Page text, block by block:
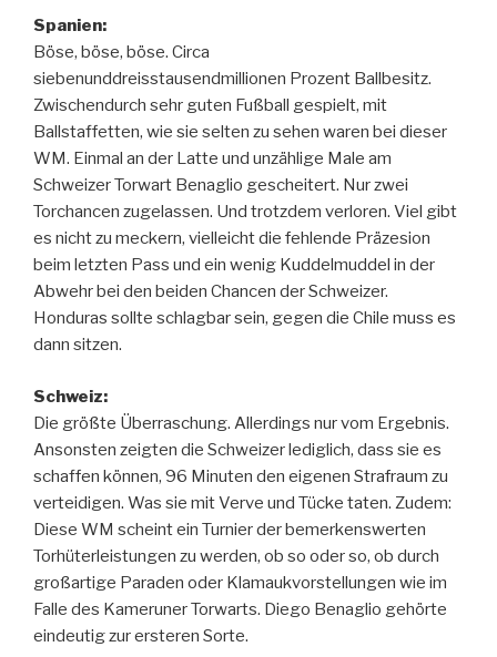
Spanien:
Böse, böse, böse. Circa
siebenunddreisstausendmillionen Prozent Ballbesitz.
Zwischendurch sehr guten Fußball gespielt, mit
Ballstaffetten, wie sie selten zu sehen waren bei dieser
WM. Einmal an der Latte und unzählige Male am
Schweizer Torwart Benaglio gescheitert. Nur zwei
Torchancen zugelassen. Und trotzdem verloren. Viel gibt
es nicht zu meckern, vielleicht die fehlende Präzesion
beim letzten Pass und ein wenig Kuddelmuddel in der
Abwehr bei den beiden Chancen der Schweizer.
Honduras sollte schlagbar sein, gegen die Chile muss es
dann sitzen.
Schweiz:
Die größte Überraschung. Allerdings nur vom Ergebnis.
Ansonsten zeigten die Schweizer lediglich, dass sie es
schaffen können, 96 Minuten den eigenen Strafraum zu
verteidigen. Was sie mit Verve und Tücke taten. Zudem:
Diese WM scheint ein Turnier der bemerkenswerten
Torhüterleistungen zu werden, ob so oder so, ob durch
großartige Paraden oder Klamaukvorstellungen wie im
Falle des Kameruner Torwarts. Diego Benaglio gehörte
eindeutig zur ersteren Sorte.